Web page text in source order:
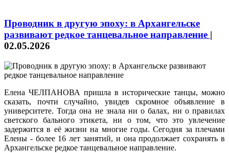
Проводник в другую эпоху: в Архангельске
развивают редкое танцевальное направление |
02.05.2026
Елена ЧЕЛПАНОВА пришла в исторические танцы, можно
сказать, почти случайно, увидев скромное объявление в
университете. Тогда она не знала ни о балах, ни о правилах
светского бального этикета, ни о том, что это увлечение
задержится в её жизни на многие годы. Сегодня за плечами
Елены - более 16 лет занятий, и она продолжает сохранять в
Архангельске редкое танцевальное направление.